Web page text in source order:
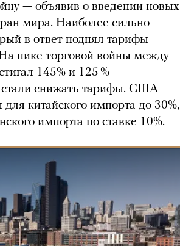
— объявив о введении новых
мира. Наиболее сильно
в ответ поднял тарифы
пике торговой войны между
145% и 125 %
стали снижать тарифы. США
китайского импорта до 30%,
импорта по ставке 10%.